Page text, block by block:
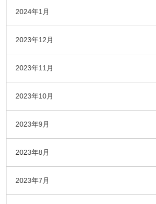
2024年1月
2023年12月
2023年11月
2023年10月
2023年9月
2023年8月
2023年7月